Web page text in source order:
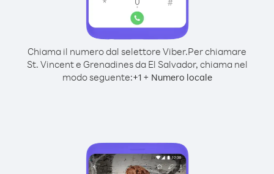
Chiama il numero dal selettore Viber.Per chiamare
St. Vincent e Grenadines da El Salvador, chiama nel
modo seguente:+1+ Numero locale